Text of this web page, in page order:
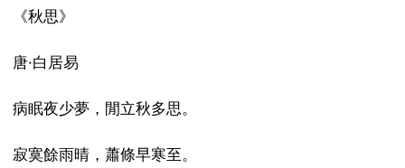
《秋思》
唐·白居易
病眠夜少夢，閒立秋多思。
寂寞餘雨晴，蕭條早寒至。